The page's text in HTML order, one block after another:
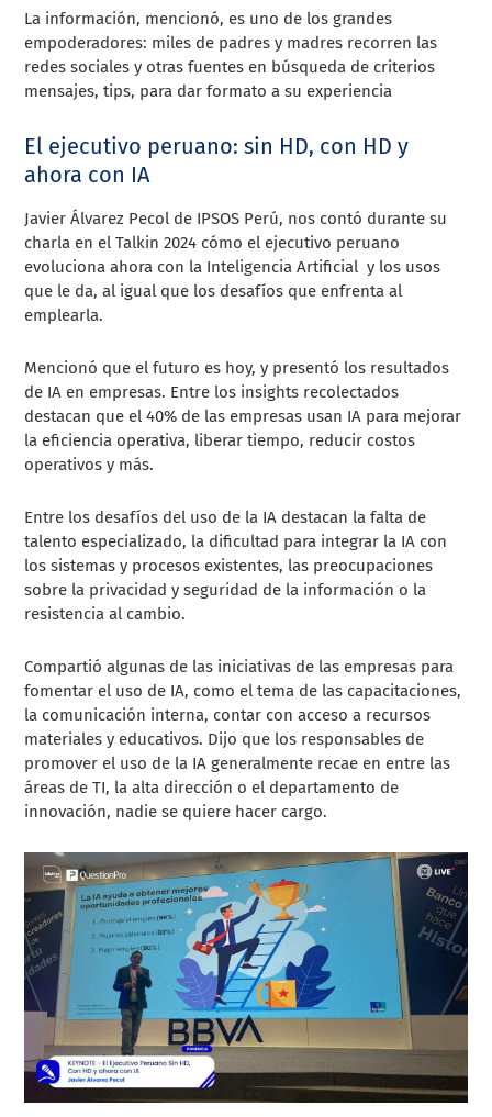
La información, mencionó, es uno de los grandes
empoderadores: miles de padres y madres recorren las
redes sociales y otras fuentes en búsqueda de criterios
mensajes, tips, para dar formato a su experiencia
El ejecutivo peruano: sin HD, con HD y
ahora con IA
Javier Álvarez Pecol de IPSOS Perú, nos contó durante su
charla en el Talkin 2024 cómo el ejecutivo peruano
evoluciona ahora con la Inteligencia Artificial y los usos
que le da, al igual que los desafíos que enfrenta al
emplearla.
Mencionó que el futuro es hoy, y presentó los resultados
de IA en empresas. Entre los insights recolectados
destacan que el 40% de las empresas usan IA para mejorar
la eficiencia operativa, liberar tiempo, reducir costos
operativos y más.
Entre los desafíos del uso de la IA destacan la falta de
talento especializado, la dificultad para integrar la IA con
los sistemas y procesos existentes, las preocupaciones
sobre la privacidad y seguridad de la información o la
resistencia al cambio.
Compartió algunas de las iniciativas de las empresas para
fomentar el uso de IA, como el tema de las capacitaciones,
la comunicación interna, contar con acceso a recursos
materiales y educativos. Dijo que los responsables de
promover el uso de la IA generalmente recae en entre las
áreas de TI, la alta dirección o el departamento de
innovación, nadie se quiere hacer cargo.